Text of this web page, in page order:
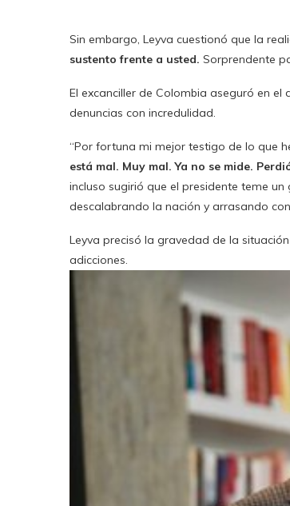
Sin embargo, Leyva cuestionó que la
sustento frente a usted. Sorprendente
El excanciller de Colombia aseguró en
denuncias con incredulidad.
“Por fortuna mi mejor testigo de lo que
está mal. Muy mal. Ya no se mide.
incluso sugirió que el presidente teme
descalabrando la nación y arrasando con
Leyva precisó la gravedad de la
adicciones.